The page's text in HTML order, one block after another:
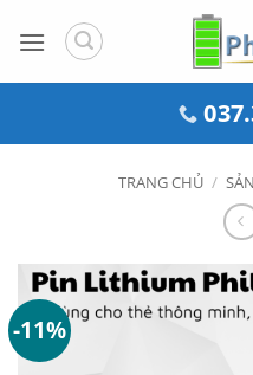
qua
TRANG CHỦ /
-11%